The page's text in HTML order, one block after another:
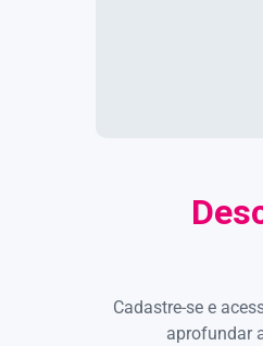
Cadastre-se e
aprofundar